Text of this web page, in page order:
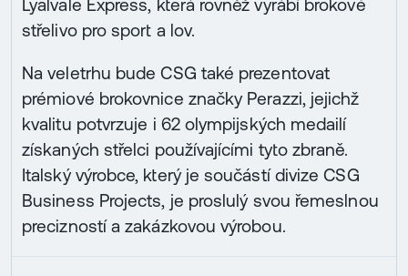
Lyalvale Express, která rovněž vyrábí brokové
střelivo pro sport a lov.
Na veletrhu bude CSG také prezentovat
prémiové brokovnice značky Perazzi, jejichž
kvalitu potvrzuje i 62 olympijských medailí
získaných střelci používajícími tyto zbraně.
Italský výrobce, který je součástí divize CSG
Business Projects, je proslulý svou řemeslnou
precizností a zakázkovou výrobou.